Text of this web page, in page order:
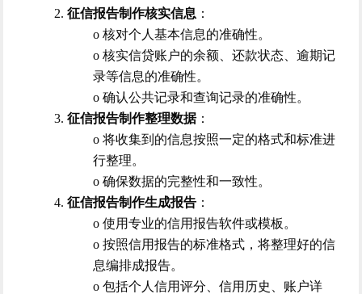
2.征信报告制作核实信息 ：
o 核对个人基本信息的准确性。
o 核实信贷账户的余额、还款状态、逾期记
录等信息的准确性。
o 确认公共记录和查询记录的准确性。
3.征信报告制作整理数据：
o 将收集到的信息按照一定的格式和标准进
行整理。
o 确保数据的完整性和一致性。
4.征信报告制作生成报告 ：
o 使用专业的信用报告软件或模板。
o 按照信用报告的标准格式，将整理好的信
息编排成报告。
o 包括个人信用评分、信用历史、账户详